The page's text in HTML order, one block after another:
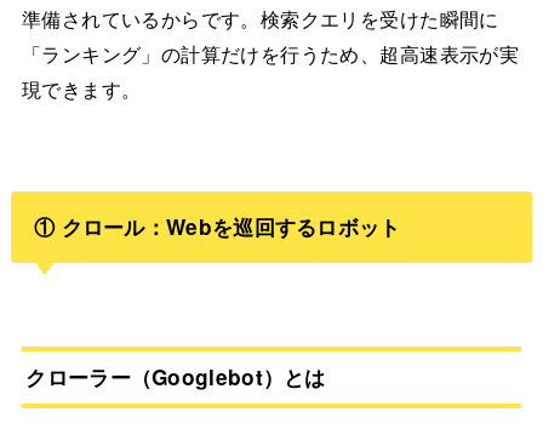
準備されているからです。検索クエリを受けた瞬間に
「ランキング」の計算だけを行うため、超高速表示が実
現できます。
① クロール：Webを巡回するロボット
クローラー（Googlebot）とは